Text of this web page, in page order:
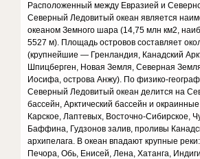
Расположенный между Евразией и
Северный Ледовитый океан является
океаном Земного шара (14,75 млн км2,
5527 м). Площадь островов составляет
(крупнейшие — Гренландия, Канадский
Шпицберген, Новая Земля, Северная
Иосифа, острова Анжу). По физико-
Северный Ледовитый океан делится на
бассейн, Арктический бассейн и
Карское, Лаптевых, Восточно-Сибирское,
Баффина, Гудзонов залив, проливы
архипелага. В океан впадают крупные
Печора, Обь, Енисей, Лена, Хатанга,